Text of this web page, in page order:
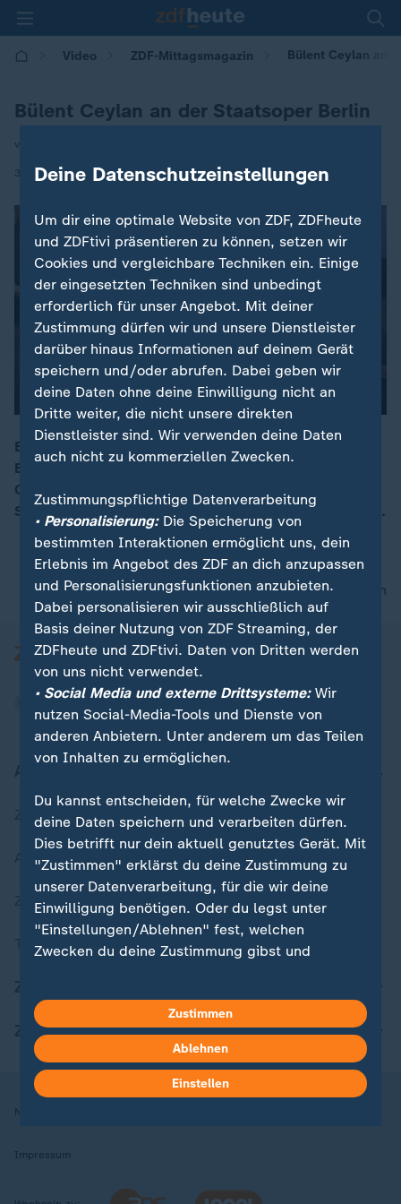
Video ZDF-Mittagsmagazin Bülent Ceylan an
Bülent Ceylan an der Staatsoper Berlin
von Nani Mann
30.06.2026 | 12:00
Bei der Neuinszenierung von Mozarts Oper "Die
Entführung aus dem Serail" übernimmt der bekannte
Comedian Bülent Ceylan die Sprechrolle des Bassa
Selim - und bringt seine Handschrift mit auf die Bühne.
nach oben
Zuletzt veröffentlicht
Aktuelle Sendungs-Videos
ZDFheute Stories
Themen im Überblick
ZDFheute Apps
Nutzungsbedingungen
Impressum
Deine Datenschutzeinstellungen
Um dir eine optimale Website von ZDF, ZDFheute
und ZDFtivi präsentieren zu können, setzen wir
Cookies und vergleichbare Techniken ein. Einige
der eingesetzten Techniken sind unbedingt
erforderlich für unser Angebot. Mit deiner
Zustimmung dürfen wir und unsere Dienstleister
darüber hinaus Informationen auf deinem Gerät
speichern und/oder abrufen. Dabei geben wir
deine Daten ohne deine Einwilligung nicht an
Dritte weiter, die nicht unsere direkten
Dienstleister sind. Wir verwenden deine Daten
auch nicht zu kommerziellen Zwecken.
Zustimmungspflichtige Datenverarbeitung
• Personalisierung:Die Speicherung von
bestimmten Interaktionen ermöglicht uns, dein
Erlebnis im Angebot des ZDF an dich anzupassen
und Personalisierungsfunktionen anzubieten.
Dabei personalisieren wir ausschließlich auf
Basis deiner Nutzung von ZDF Streaming, der
ZDFheute und ZDFtivi. Daten von Dritten werden
von uns nicht verwendet.
• Social Media und externe Drittsysteme:Wir
nutzen Social-Media-Tools und Dienste von
anderen Anbietern. Unter anderem um das Teilen
von Inhalten zu ermöglichen.
Du kannst entscheiden, für welche Zwecke wir
deine Daten speichern und verarbeiten dürfen.
Dies betrifft nur dein aktuell genutztes Gerät. Mit
"Zustimmen" erklärst du deine Zustimmung zu
unserer Datenverarbeitung, für die wir deine
Einwilligung benötigen. Oder du legst unter
"Einstellungen/Ablehnen" fest, welchen
Zwecken du deine Zustimmung gibst und
in deinen Einstellungen widerrufen oder ändern.
Hier findest du das Impressum.
Weitere Informationen findest du in unserer
Datenschutzerklärung.
Zustimmen
Ablehnen
Einstellen